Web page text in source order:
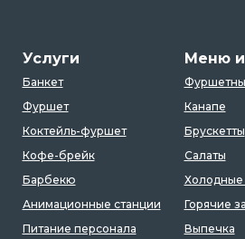
Услуги
Банкет
Фуршет
Коктейль-фуршет
Кофе-брейк
Барбекю
Анимационные станции
Питание персонала
Меню и
Канапе
Брускетты
Салаты
Холодные
Горячие
Выпечка